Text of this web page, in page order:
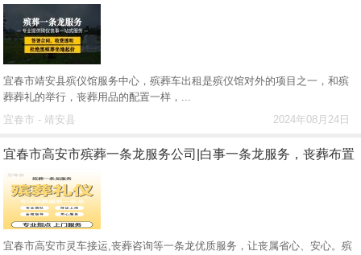
宜春市靖安县殡仪馆服务中心，殡葬车出租是殡仪馆对外的项目之一，和殡
葬葬礼的举行，丧葬用品的配置一样，...
2024年08月24日
宜春市 - 靖安县
宜春市高安市殡葬一条龙服务公司|白事一条龙服务，丧葬布置
宜春市高安市灵车接运,丧葬咨询等一条龙优质服务，让丧属省心、安心。殡